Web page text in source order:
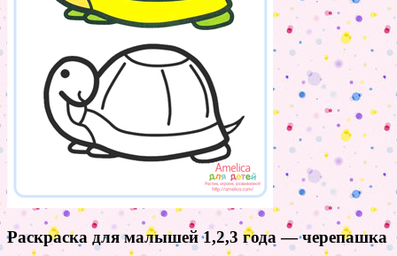
Раскраска для малышей 1,2,3 года — черепашка